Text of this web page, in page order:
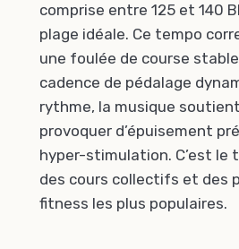
comprise entre 125 et 140
plage idéale. Ce tempo
une foulée de course
cadence de pédalage
rythme, la musique
provoquer d’épuisement
hyper-stimulation. C’est le
des cours collectifs et des
fitness les plus populaires.